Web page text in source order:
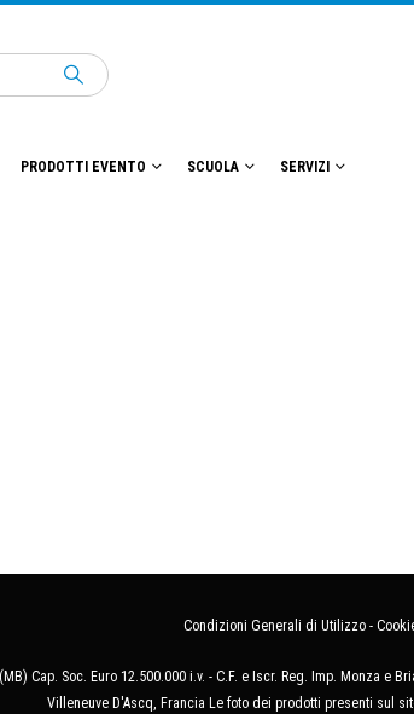
PRODOTTI EVENTO SCUOLA SERVIZI
Condizioni Generali di Utilizzo -
Cap. Soc. Euro 12.500.000 i.v. - C.F. e Iscr. Reg. Imp. Monza e
Villeneuve D'Ascq, Francia Le foto dei prodotti presenti sul